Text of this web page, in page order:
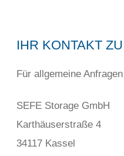
IHR KONTAKT
Für allgemeine
SEFE Storage GmbH
Karthäuserstraße 4
34117 Kassel